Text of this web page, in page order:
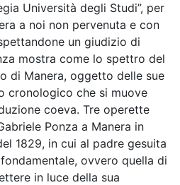
Università degli Studi”, per
a noi non pervenuta e con
un giudizio di
mostra come lo spettro del
di Manera, oggetto delle sue
cronologico che si muove
coeva. Tre operette
Ponza a Manera in
1829, in cui al padre gesuita
ovvero quella di
in luce della sua